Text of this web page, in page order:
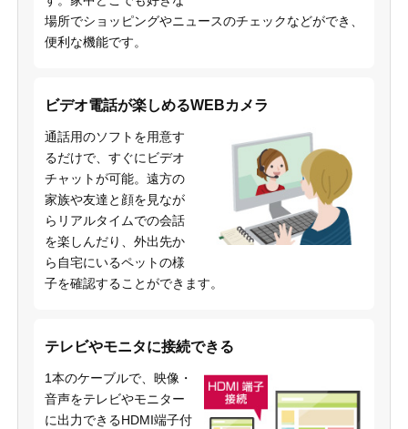
場所でショッピングやニュースのチェックなどができ、
便利な機能です。
ビデオ電話が楽しめるWEBカメラ
通話用のソフトを用意す
るだけで、すぐにビデオ
チャットが可能。遠方の
家族や友達と顔を見なが
らリアルタイムでの会話
を楽しんだり、外出先か
ら自宅にいるペットの様
子を確認することができます。
テレビやモニタに接続できる
1本のケーブルで、映像・
音声をテレビやモニター
に出力できるHDMI端子付